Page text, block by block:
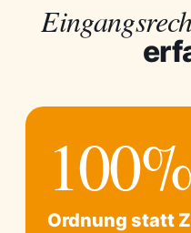
100%
Ordnung statt